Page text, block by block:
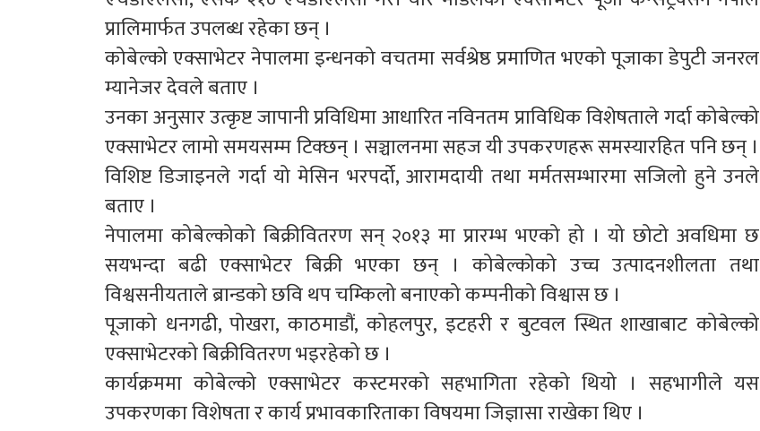
प्रालिमार्फत उपलब्ध रहेका छन् ।
कोबेल्को एक्साभेटर नेपालमा इन्धनको वचतमा सर्वश्रेष्ठ प्रमाणित भएको पूजाका डेपुटी जनरल
म्यानेजर देवले बताए ।
उनका अनुसार उत्कृष्ट जापानी प्रविधिमा आधारित नविनतम प्राविधिक विशेषताले गर्दा कोबेल्को
एक्साभेटर लामो समयसम्म टिक्छन् । सञ्चालनमा सहज यी उपकरणहरू समस्यारहित पनि छन् ।
विशिष्ट डिजाइनले गर्दा यो मेसिन भरपर्दो, आरामदायी तथा मर्मतसम्भारमा सजिलो हुने उनले
बताए ।
नेपालमा कोबेल्कोको बिक्रीवितरण सन् २०१३ मा प्रारम्भ भएको हो । यो छोटो अवधिमा छ
सयभन्दा बढी एक्साभेटर बिक्री भएका छन् । कोबेल्कोको उच्च उत्पादनशीलता तथा
विश्वसनीयताले ब्रान्डको छवि थप चम्किलो बनाएको कम्पनीको विश्वास छ ।
पूजाको धनगढी, पोखरा, काठमाडौं, कोहलपुर, इटहरी र बुटवल स्थित शाखाबाट कोबेल्को
एक्साभेटरको बिक्रीवितरण भइरहेको छ ।
कार्यक्रममा कोबेल्को एक्साभेटर कस्टमरको सहभागिता रहेको थियो । सहभागीले यस
उपकरणका विशेषता र कार्य प्रभावकारिताका विषयमा जिज्ञासा राखेका थिए ।